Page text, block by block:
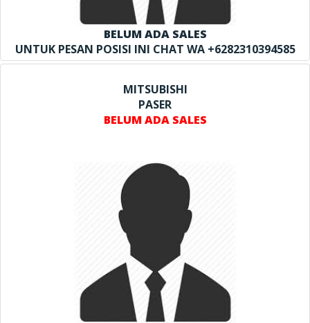
BELUM ADA SALES
UNTUK PESAN POSISI INI CHAT WA +6282310394585
MITSUBISHI
PASER
BELUM ADA SALES